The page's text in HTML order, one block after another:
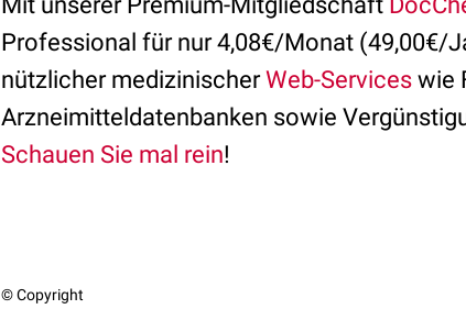
Professional für nur 4,08€/Monat (49,00€/
nützlicher medizinischerWeb-Services wie
Arzneimitteldatenbanken sowie
Schauen Sie mal rein!
© Copyright